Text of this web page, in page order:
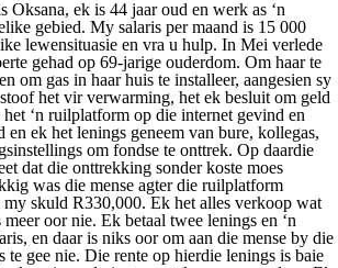
Oksana, ek is 44 jaar oud en werk as ‘n
gebied. My salaris per maand is 15 000
lewensituasie en vra u hulp. In Mei verlede
gehad op 69-jarige ouderdom. Om haar te
om gas in haar huis te installeer, aangesien sy
het vir verwarming, het ek besluit om geld
‘n ruilplatform op die internet gevind en
en ek het lenings geneem van bure, kollegas,
om fondse te onttrek. Op daardie
dat die onttrekking sonder koste moes
was die mense agter die ruilplatform
skuld R330,000. Ek het alles verkoop wat
oor nie. Ek betaal twee lenings en ‘n
en daar is niks oor om aan die mense by die
te gee nie. Die rente op hierdie lenings is baie